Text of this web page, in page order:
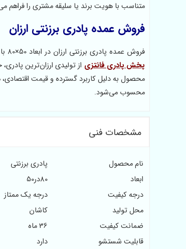
متناسب با هویت برند یا سلیقه مشتری را فراهم
فروش عمده پادری برزنتی ارزان
فروش عمده پادری برزنتی ارزان در ابعاد 50×80 با طرح‌های برجسته و رنگ‌بندی متنوع، فرصتی مناسب برای فعالان بازار کالاهای مصرفی است.
پخش پادری فانتزی از تولیدی ارزان‌ترین
محصول به دلیل کاربرد گسترده و قیمت اقتصادی،
محسوب می‌شود.
مشخصات فنی
نام محصول
پادری برزنتی
ابعاد
80در50
درجه کیفیت
درجه یک ممتاز
محل تولید
کاشان
ضمانت کیفیت
36 ماه
قابلیت شستشو
دارد